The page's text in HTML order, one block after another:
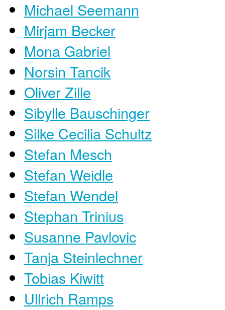
Michael Seemann
Mirjam Becker
Mona Gabriel
Norsin Tancik
Oliver Zille
Sibylle Bauschinger
Silke Cecilia Schultz
Stefan Mesch
Stefan Weidle
Stefan Wendel
Stephan Trinius
Susanne Pavlovic
Tanja Steinlechner
Tobias Kiwitt
Ullrich Ramps